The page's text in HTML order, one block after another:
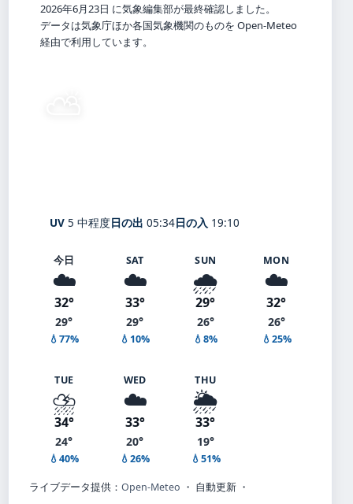
2026年6月23日 に気象編集部が最終確認しました。
データは気象庁ほか各国気象機関のものを Open-Meteo
経由で利用しています。
UV 5 中程度日の出 05:34日の入 19:10
今日
☁️
32°
29°
💧77%
SAT
☁️
33°
29°
💧10%
SUN
🌧️
29°
26°
💧8%
MON
☁️
32°
26°
💧25%
TUE
⛈️
34°
24°
💧40%
WED
☁️
33°
20°
💧26%
THU
🌦️
33°
19°
💧51%
ライブデータ提供： Open-Meteo ・ 自動更新 ・